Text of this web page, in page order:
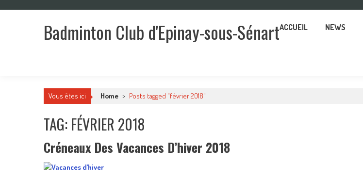
Badminton Club d'Epinay-sous-SénartACCUEIL
NEWS
Vous êtes ici Home > Posts tagged "février 2018"
TAG: FÉVRIER 2018
Créneaux Des Vacances D’hiver 2018